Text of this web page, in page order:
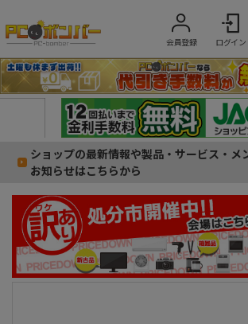
会員登録 ログイン
ショップの最新情報や製品・サービス・メ
お知らせはこちらから